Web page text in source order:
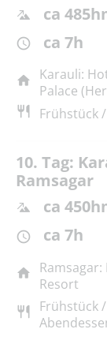
ca
ca 7h
Karauli:
Palace
Frühstück
10. Tag:
Ramsagar
ca
ca 7h
Resort
Frühstück